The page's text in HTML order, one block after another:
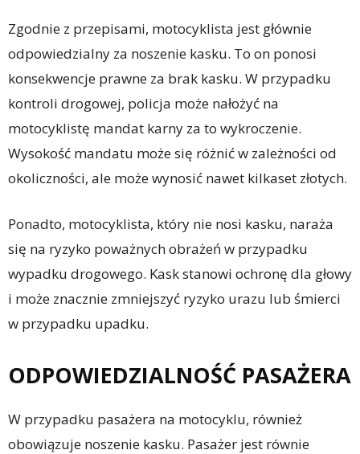
Zgodnie z przepisami, motocyklista jest głównie
odpowiedzialny za noszenie kasku. To on ponosi
konsekwencje prawne za brak kasku. W przypadku
kontroli drogowej, policja może nałożyć na
motocyklistę mandat karny za to wykroczenie.
Wysokość mandatu może się różnić w zależności od
okoliczności, ale może wynosić nawet kilkaset złotych.
Ponadto, motocyklista, który nie nosi kasku, naraża
się na ryzyko poważnych obrażeń w przypadku
wypadku drogowego. Kask stanowi ochronę dla głowy
i może znacznie zmniejszyć ryzyko urazu lub śmierci
w przypadku upadku.
ODPOWIEDZIALNOŚĆ PASAŻERA
W przypadku pasażera na motocyklu, również
obowiązuje noszenie kasku. Pasażer jest równie